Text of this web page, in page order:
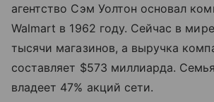
агентство Сэм Уолтон основал
Walmart в 1962 году. Сейчас в
тысячи магазинов, а выручка
составляет $573 миллиарда.
владеет 47% акций сети.